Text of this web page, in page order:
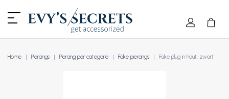
Home Piercings Piercing per categorie Fake piercings Fake plug in hout, zwart